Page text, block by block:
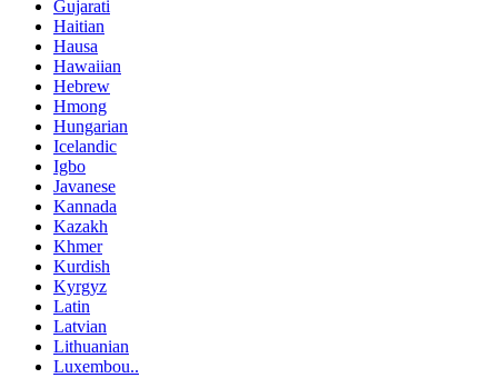
Gujarati
Haitian
Hausa
Hawaiian
Hebrew
Hmong
Hungarian
Icelandic
Igbo
Javanese
Kannada
Kazakh
Khmer
Kurdish
Kyrgyz
Latin
Latvian
Lithuanian
Luxembou..